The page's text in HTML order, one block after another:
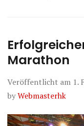
Marathon
Veröffentlicht am 1.
byWebmasterhk